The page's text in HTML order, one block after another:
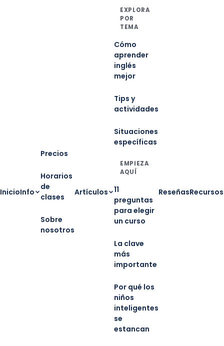
InicioInfo
Precios
Horarios
de
clases
Sobre
nosotros
Artículos
EXPLORA
POR
TEMA
Cómo
aprender
inglés
mejor
Tips y
actividades
Situaciones
específicas
EMPIEZA
AQUÍ
11
preguntas
para elegir
un curso
La clave
más
importante
Por qué los
niños
inteligentes
se
estancan
ReseñasRecursos